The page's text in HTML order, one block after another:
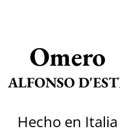
Omero
ALFONSO
Hecho en Italia